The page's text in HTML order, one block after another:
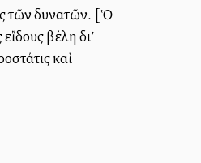
τῶν δυνατῶν. [Ὁ
βέλη δι’
καὶ